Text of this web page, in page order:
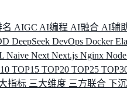
AIGC AI编程 AI融合 AI辅
DeepSeek DevOps Docker
Naive Next Next.js Nginx
TOP15 TOP20 TOP25
指标 三大维度 三方联合 下